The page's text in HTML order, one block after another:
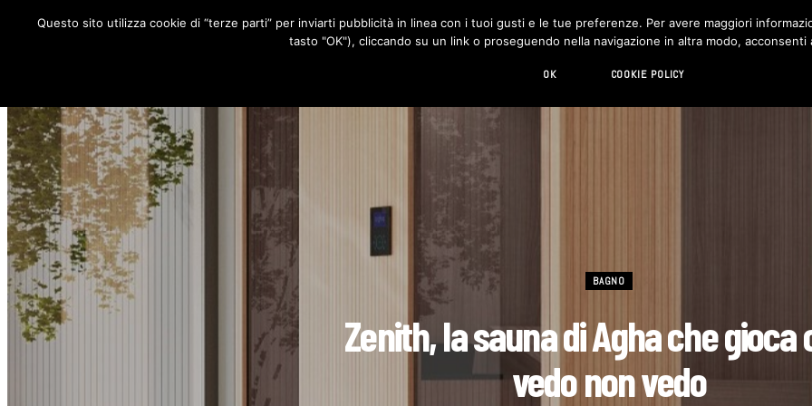
RUBRICHE DESIGN LIVING HI-TECH CHI SIAMO
BAGNO
Zenith, la sauna di Agha che gioca
vedo non vedo
Questo sito utilizza cookie di “terze parti” per inviarti pubblicità in linea con i tuoi gusti e le tue preferenze. Per avere maggiori
tasto "OK"), cliccando su un link o proseguendo nella navigazione in altra modo, acconsenti
OK COOKIE POLICY